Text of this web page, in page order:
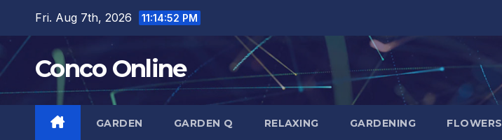
content
Fri. Aug 7th, 2026 11:14:52 PM
Conco Online
GARDEN GARDEN Q RELAXING GARDENING FLOWERS